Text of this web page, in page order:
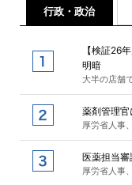
行政・政治
【検証26
明暗
大半の店舗
薬剤管理
厚労省人事
医薬担当
厚労省人事